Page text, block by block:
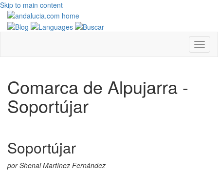
Skip to main content
Comarca de Alpujarra -
Soportújar
Soportújar
por Shenai Martínez Fernández